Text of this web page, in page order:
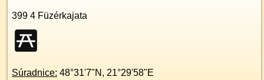
399 4 Füzérkajata
Súradnice: 48°31'7"N , 21°29'58"E